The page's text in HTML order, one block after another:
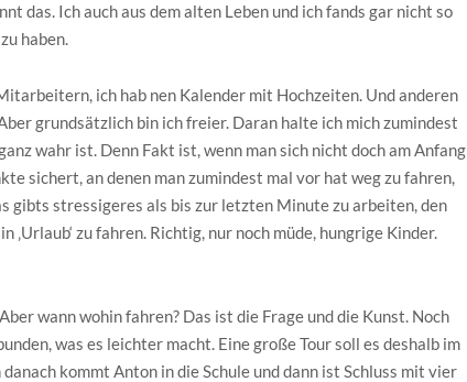
das. Ich auch aus dem alten Leben und ich fands gar nicht so
haben.
ich hab nen Kalender mit Hochzeiten. Und anderen
grundsätzlich bin ich freier. Daran halte ich mich zumindest
wahr ist. Denn Fakt ist, wenn man sich nicht doch am Anfang
sichert, an denen man zumindest mal vor hat weg zu fahren,
gibts stressigeres als bis zur letzten Minute zu arbeiten, den
‚Urlaub‘ zu fahren. Richtig, nur noch müde, hungrige Kinder.
wann wohin fahren? Das ist die Frage und die Kunst. Noch
was es leichter macht. Eine große Tour soll es deshalb im
kommt Anton in die Schule und dann ist Schluss mit vier